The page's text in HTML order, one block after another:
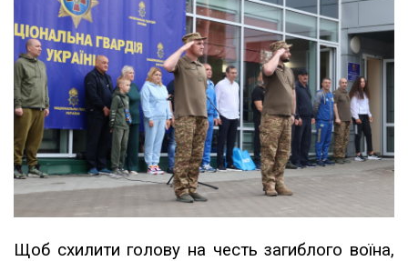
Щоб схилити голову на честь загиблого воїна,